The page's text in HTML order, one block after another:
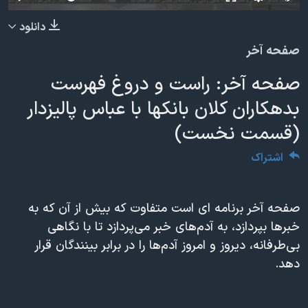
فرهنگ و زندگی
علم و فناوری
اسرائیل در جنگ
گالری عکس
آرشیو پخش زنده
مستندها
رمز مهسا
ورزش زنان در ایران
اعتراضات زن، زندگی، آزادی
مجموعه مستندهای دادخواهی
دادگاه حمید نوری
چهل سال گروگان‌گیری
قانون شفافیت دارائی کادر رهبری ایران
زبانهای مختلف
دانلود
صفحه آخر
صفحه آخر: راست و دروغ فهرست
بدهکاران کلان بانکها با عباس پالیزدار
(قسمت نخست)
اشتراک
صفحه آخر برنامه ای است متفاوت که بیش از آن که به
خبرها بپردازد، به آدم‌های خبر می‌پردازد تا با نگاهی
بی‌طرفانه، دیروز و امروز آدم‌ها را در برابر بینندگان قرار
دهد.